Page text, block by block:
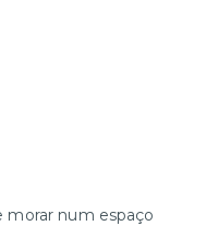
morar num espaço